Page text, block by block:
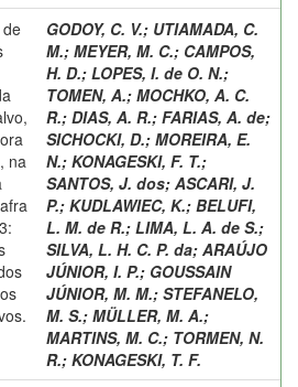
de
na
GODOY, C. V.; UTIAMADA, C.
M.; MEYER, M. C.; CAMPOS,
H. D.; LOPES, I. de O. N.;
TOMEN, A.; MOCHKO, A. C.
R.; DIAS, A. R.; FARIAS, A. de;
SICHOCKI, D.; MOREIRA, E.
N.; KONAGESKI, F. T.;
SANTOS, J. dos; ASCARI, J.
P.; KUDLAWIEC, K.; BELUFI,
L. M. de R.; LIMA, L. A. de S.;
SILVA, L. H. C. P. da; ARAÚJO
JÚNIOR, I. P.; GOUSSAIN
JÚNIOR, M. M.; STEFANELO,
M. S.; MÜLLER, M. A.;
MARTINS, M. C.; TORMEN, N.
R.; KONAGESKI, T. F.